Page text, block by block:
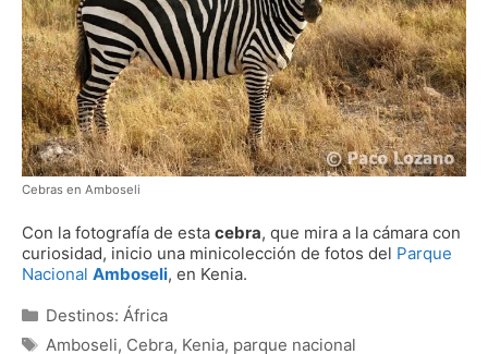
Cebras en Amboseli
Con la fotografía de esta cebra, que mira a la cámara con
curiosidad, inicio una minicolección de fotos del Parque
Nacional Amboseli, en Kenia.
Categorías
Destinos: África
Etiquetas
Amboseli, Cebra, Kenia, parque nacional